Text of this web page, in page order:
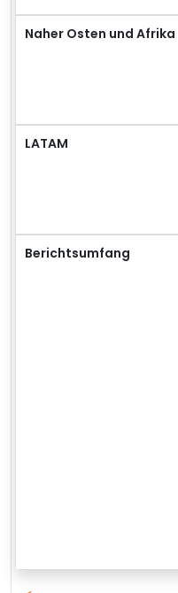
Naher Osten und Afrika
LATAM
Berichtsumfang